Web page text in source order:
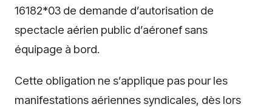
16182*03 de demande d’autorisation de
spectacle aérien public d’aéronef sans
équipage à bord.
Cette obligation ne s’applique pas pour les
manifestations aériennes syndicales, dès lors